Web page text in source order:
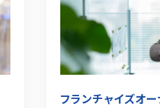
フランチャイズオー